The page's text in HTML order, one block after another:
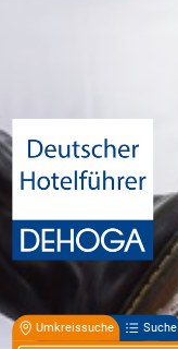
Umkreissuche Suche